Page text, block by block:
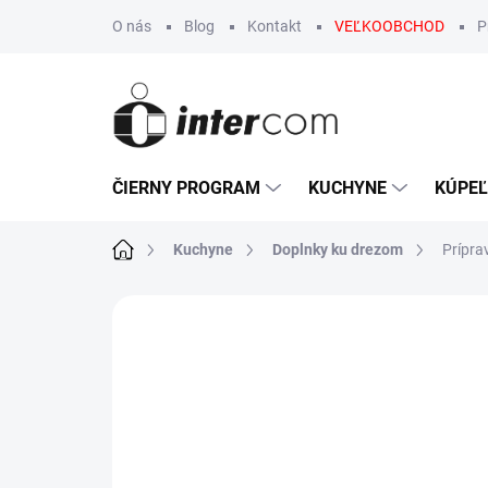
O nás Blog Kontakt VEĽKOOBCHOD
ČIERNY PROGRAM KUCHYNE
DomovKuchyne Doplnky ku drezom